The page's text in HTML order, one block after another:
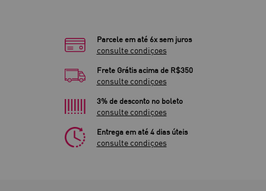
Parcele em até 6x sem juros
consulte condiçoes
Frete Grátis acima de R$350
consulte condiçoes
3% de desconto no boleto
consulte condiçoes
Entrega em até 4 dias úteis
consulte condiçoes